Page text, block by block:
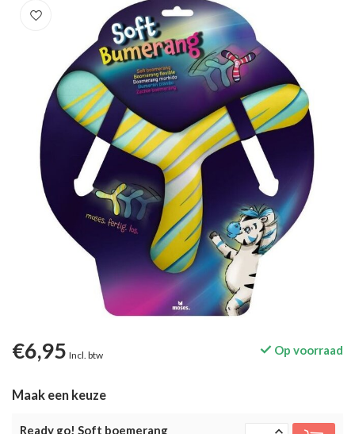
€6,95 Incl. btw Op voorraad
Maak een keuze
Ready go! Soft boemerang